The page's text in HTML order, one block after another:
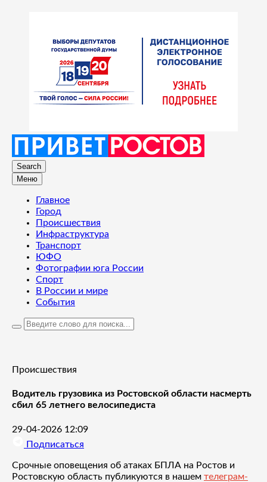
Search
Меню
Главное
Город
Происшествия
Инфраструктура
Транспорт
ЮФО
Фотографии юга России
Спорт
В России и мире
События
Происшествия
Водитель грузовика из Ростовской области насмерть
сбил 65 летнего велосипедиста
29-04-2026 12:09
Подписаться
Срочные оповещения об атаках БПЛА на Ростов и
Ростовскую область публикуются в нашем телеграм-